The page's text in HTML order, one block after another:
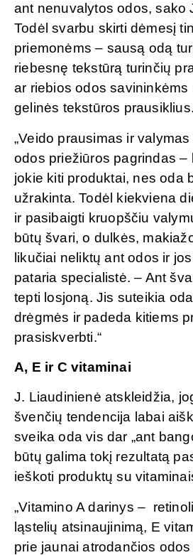
ant nenuvalytos odos, sako
Todėl svarbu skirti dėmesį
priemonėms – sausą odą
riebesnę tekstūrą turinčių
ar riebios odos savininkėms
gelinės tekstūros prausiklius.
„Veido prausimas ir
odos priežiūros pagrindas –
jokie kiti produktai, nes oda
užrakinta. Todėl kiekviena
ir pasibaigti kruopščiu
būtų švari, o dulkės,
likučiai neliktų ant odos ir
pataria specialistė. – Ant
tepti losjoną. Jis suteikia
drėgmės ir padeda kitiems
prasiskverbti.“
A, E ir C vitaminai
J. Liaudinienė atskleidžia,
švenčių tendencija labai
sveika oda vis dar „ant
būtų galima tokį rezultatą
ieškoti produktų su
„Vitamino A darinys –
ląstelių atsinaujinimą, E
prie jaunai atrodančios